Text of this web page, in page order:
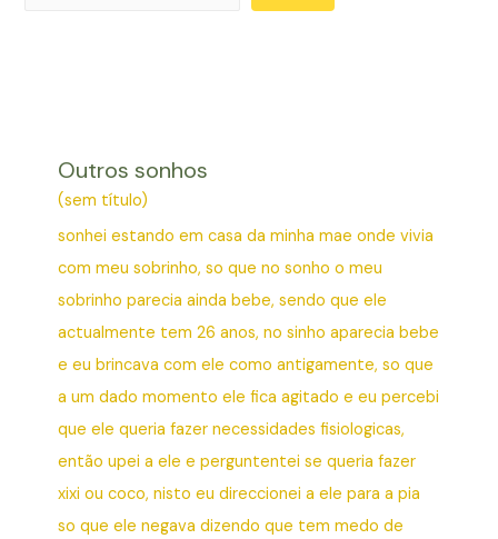
Outros sonhos
(sem título)
sonhei estando em casa da minha mae onde vivia
com meu sobrinho, so que no sonho o meu
sobrinho parecia ainda bebe, sendo que ele
actualmente tem 26 anos, no sinho aparecia bebe
e eu brincava com ele como antigamente, so que
a um dado momento ele fica agitado e eu percebi
que ele queria fazer necessidades fisiologicas,
então upei a ele e perguntentei se queria fazer
xixi ou coco, nisto eu direccionei a ele para a pia
so que ele negava dizendo que tem medo de